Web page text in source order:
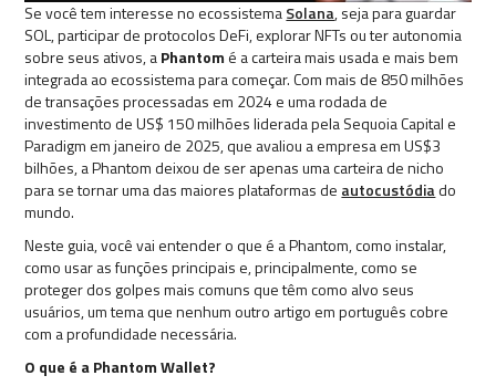
Se você tem interesse no ecossistemaSolana, seja para guardar
SOL, participar de protocolos DeFi, explorar NFTs ou ter autonomia
sobre seus ativos, aPhantom é a carteira mais usada e mais bem
integrada ao ecossistema para começar. Com mais de 850 milhões
de transações processadas em 2024 e uma rodada de
investimento de US$ 150 milhões liderada pela Sequoia Capital e
Paradigm em janeiro de 2025, que avaliou a empresa em US$3
bilhões, a Phantom deixou de ser apenas uma carteira de nicho
para se tornar uma das maiores plataformas de autocustódiado
mundo.
Neste guia, você vai entender o que é a Phantom, como instalar,
como usar as funções principais e, principalmente, como se
proteger dos golpes mais comuns que têm como alvo seus
usuários, um tema que nenhum outro artigo em português cobre
com a profundidade necessária.
O que é a Phantom Wallet?